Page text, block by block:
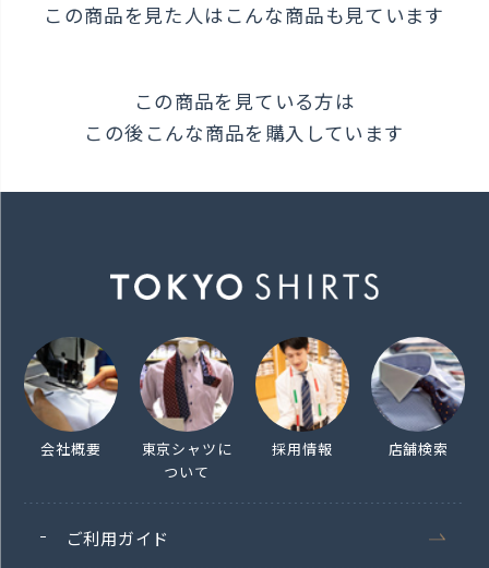
この商品を見た人はこんな商品も見ています
この商品を見ている方は
この後こんな商品を購入しています
会社概要
東京シャツに
ついて
採用情報 店舗検索
ご利用ガイド